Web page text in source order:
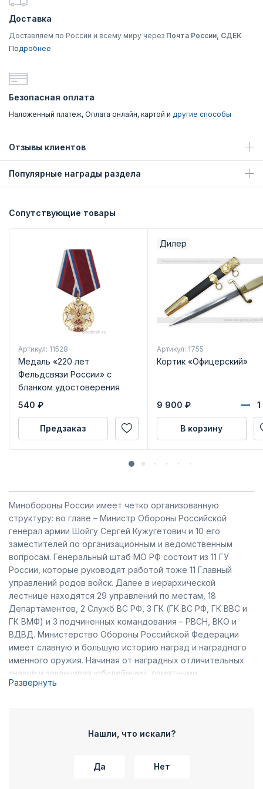
Доставка
Доставляем по России и всему миру через Почта России, СДЕК
Подробнее
Безопасная оплата
Наложенный платеж, Оплата онлайн, картой и другие способы
Отзывы клиентов
Популярные награды раздела
Сопутствующие товары
Артикул: 11528
Медаль «220 лет
Фельдсвязи России» с
бланком удостоверения
540 ₽
Предзаказ
Дилер
Артикул: 1755
Кортик «Офицерский»
9 900 ₽
В корзину
Минобороны России имеет четко организованную
структуру: во главе – Министр Обороны Российской
генерал армии Шойгу Сергей Кужугетович и 10 его
заместителей по организационным и ведомственным
вопросам. Генеральный штаб МО РФ состоит из 11 ГУ
России, которые руководят работой тоже 11 Главный
управлений родов войск. Далее в иерархической
лестнице находятся 29 управлений по местам, 18
Департаментов, 2 Служб ВС РФ, 3 ГК (ГК ВС РФ, ГК ВВС и
ГК ВМФ) и 3 подчиненных командования – РВСН, ВКО и
ВДВД. Министерство Обороны Российской Федерации
имеет славную и большую историю наград и наградного
именного оружия. Начиная от наградных отличительных
знаков и заканчивая юбилейными, памятными,
общественными и боевыми наградами, их можно купить в
Советского Союза. Каждая медаль, орден или нагрудный
удостоверяющий документ. Юбилейная медаль 200 лет
Развернуть
Нашли, что искали?
Да Нет